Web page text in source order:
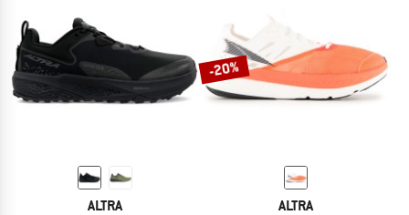
ALTRA
-20%
ALTRA